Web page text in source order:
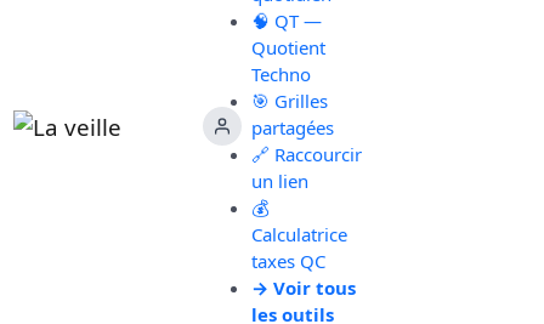
🧠 QT —
Quotient
Techno
🎯 Grilles
partagées
🔗 Raccourcir
un lien
💰
Calculatrice
taxes QC
→ Voir tous
les outils